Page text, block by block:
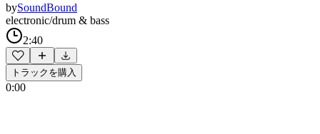
bySoundBound
electronic/drum & bass
2:40
トラックを購入
0:00